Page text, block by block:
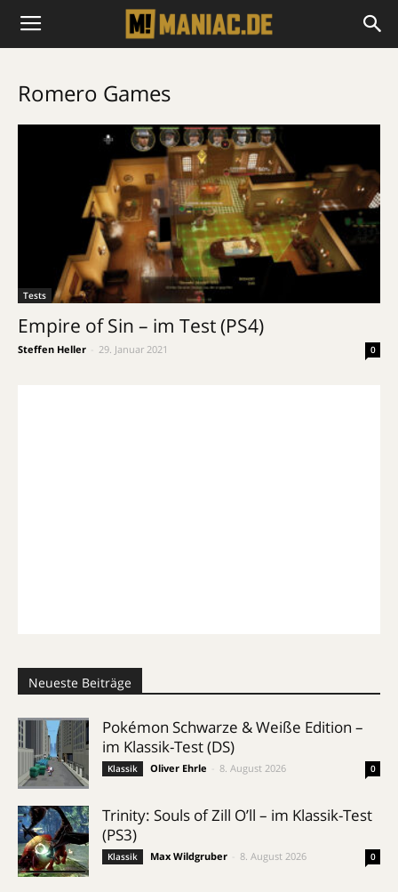
Romero Games
Tests
Empire of Sin – im Test (PS4)
Steffen Heller 29. Januar 2021 0
Neueste Beiträge
Pokémon Schwarze & Weiße Edition –
im Klassik-Test (DS)
Klassik Oliver Ehrle 8. August 2026 0
Trinity: Souls of Zill O’ll – im Klassik-Test
(PS3)
Klassik Max Wildgruber 8. August 2026 0